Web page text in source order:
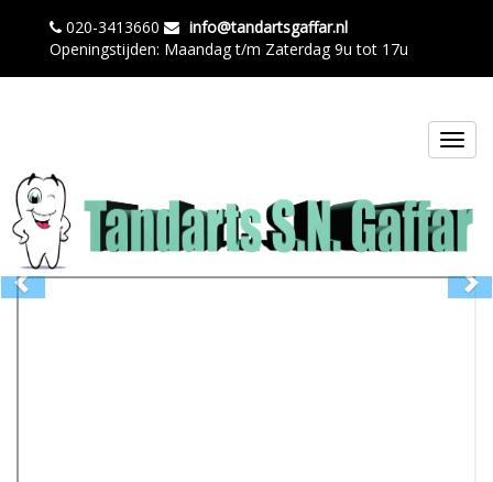
020-3413660
info@tandartsgaffar.nl
Openingstijden: Maandag t/m Zaterdag 9u tot 17u
Previous